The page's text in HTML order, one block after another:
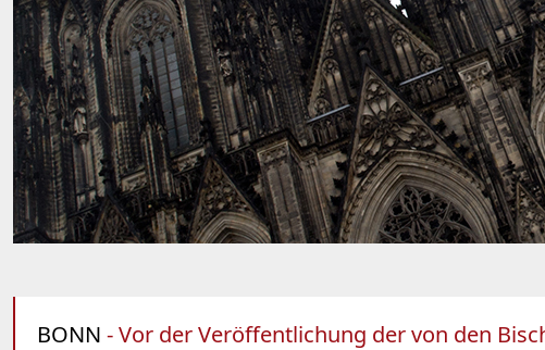
BONN - Vor der Veröffentlichung der von den